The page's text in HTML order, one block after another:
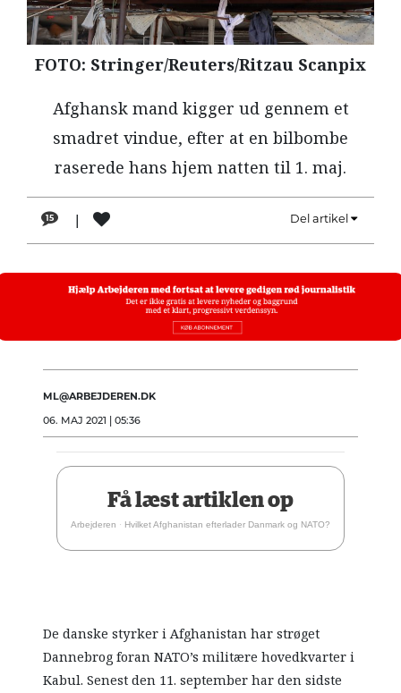
NAVNE
HISTORIE
OM
ARBEJDEREN
FOTO: Stringer/Reuters/Ritzau Scanpix
Afghansk mand kigger ud gennem et
smadret vindue, efter at en bilbombe
raserede hans hjem natten til 1. maj.
15 | Del artikel
ML@ARBEJDEREN.DK
06. MAJ 2021 | 05:36
Få læst artiklen op
Arbejderen · Hvilket Afghanistan efterlader Danmark og NATO?
De danske styrker i Afghanistan har strøget
Dannebrog foran NATO’s militære hovedkvarter i
Kabul. Senest den 11. september har den sidste